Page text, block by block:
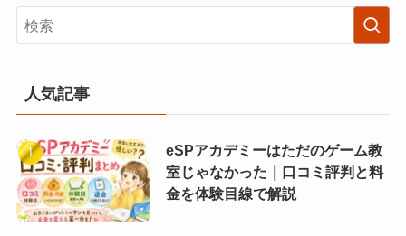
人気記事
eSPアカデミーはただのゲーム教
室じゃなかった｜口コミ評判と料
金を体験目線で解説